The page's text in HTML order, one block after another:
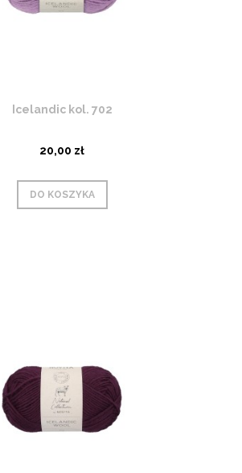
Icelandic kol. 702
20,00 zł
DO KOSZYKA